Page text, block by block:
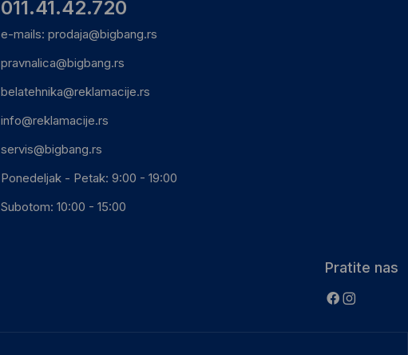
011.41.42.720
e-mails: prodaja@bigbang.rs
pravnalica@bigbang.rs
belatehnika@reklamacije.rs
info@reklamacije.rs
servis@bigbang.rs
Ponedeljak - Petak: 9:00 - 19:00
Subotom: 10:00 - 15:00
Pratite nas